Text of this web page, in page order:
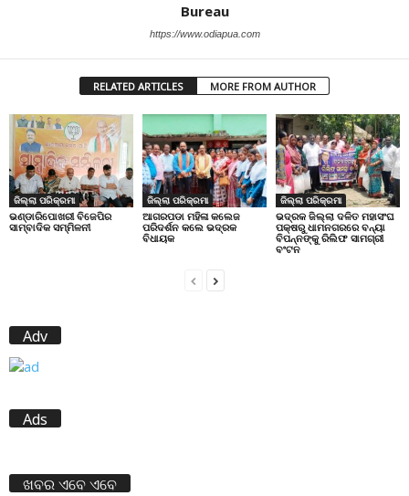
Bureau
https://www.odiapua.com
RELATED ARTICLES MORE FROM AUTHOR
ଜିଲ୍ଲା ପରିକ୍ରମା
ଭଣ୍ଡାରିପୋଖରୀ ବିଜେପିର
ସାମ୍ବାଦିକ ସମ୍ମିଳନୀ
ଜିଲ୍ଲା ପରିକ୍ରମା
ଆଗରପଡା ମହିଳା କଲେଜ
ପରିଦର୍ଶନ କଲେ ଭଦ୍ରକ
ବିଧାୟକ
ଜିଲ୍ଲା ପରିକ୍ରମା
ଭଦ୍ରକ ଜିଲ୍ଲା ଦଳିତ ମହାସଂଘ
ପକ୍ଷରୁ ଧାମନଗରରେ ବନ୍ୟା
ବିପନ୍ନଙ୍କୁ ରିଲିଫ ସାମଗ୍ରୀ
ବଂଟନ
Adv
Ads
ଖବର ଏବେ ଏବେ